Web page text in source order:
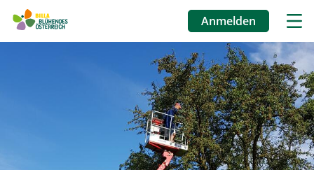
Direkt
zum
Inhalt
Benutzermenü
Anmelden